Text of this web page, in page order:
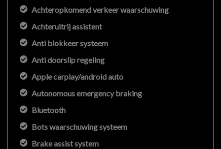
Achteropkomend verkeer waarschuwing
Achteruitrij assistent
Anti blokkeer systeem
Anti doorslip regeling
Apple carplay/android auto
Autonomous emergency braking
Bluetooth
Bots waarschuwing systeem
Brake assist system